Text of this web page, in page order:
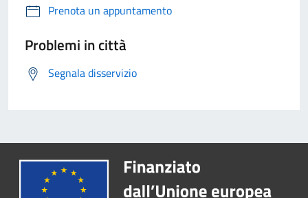
Prenota un appuntamento
Problemi in città
Segnala disservizio